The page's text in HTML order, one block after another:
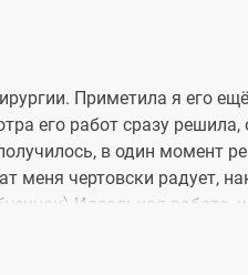
Приметила я его
его работ сразу
в один момент
меня чертовски радует,
Идеальная работа,